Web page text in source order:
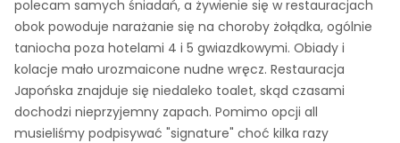
polecam samych śniadań, a żywienie się w restauracjach
obok powoduje narażanie się na choroby żołądka, ogólnie
taniocha poza hotelami 4 i 5 gwiazdkowymi. Obiady i
kolacje mało urozmaicone nudne wręcz. Restauracja
Japońska znajduje się niedaleko toalet, skąd czasami
dochodzi nieprzyjemny zapach. Pomimo opcji all
musieliśmy podpisywać "signature" choć kilka razy